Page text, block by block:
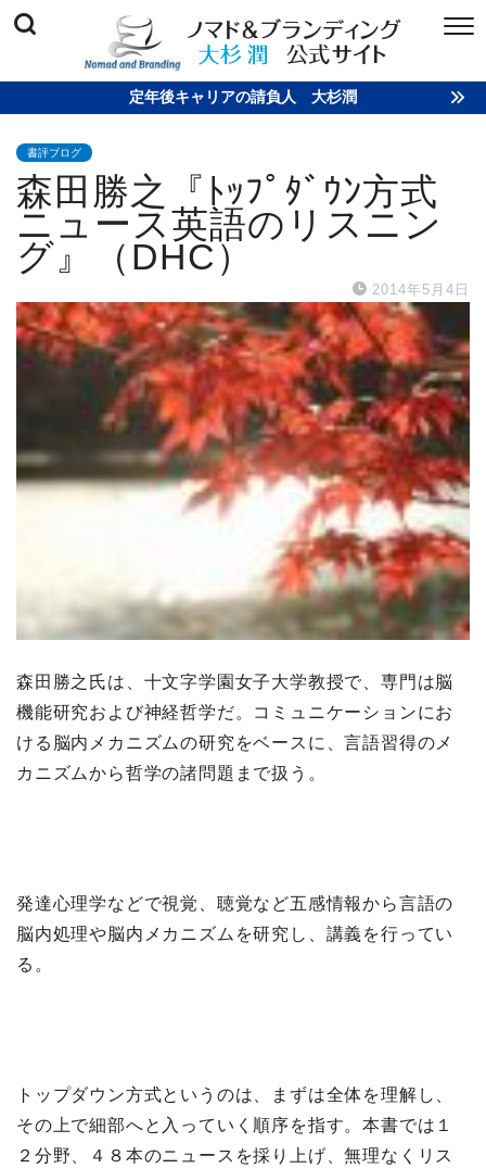
定年後キャリアの請負人 大杉潤
書評ブログ
森田勝之『ﾄｯﾌﾟﾀﾞｳﾝ方式
ニュース英語のリスニン
グ』（DHC）
2014年5月4日
森田勝之氏は、十文字学園女子大学教授で、専門は脳
機能研究および神経哲学だ。コミュニケーションにお
ける脳内メカニズムの研究をベースに、言語習得のメ
カニズムから哲学の諸問題まで扱う。
発達心理学などで視覚、聴覚など五感情報から言語の
脳内処理や脳内メカニズムを研究し、講義を行ってい
る。
トップダウン方式というのは、まずは全体を理解し、
その上で細部へと入っていく順序を指す。本書では１
２分野、４８本のニュースを採り上げ、無理なくリス